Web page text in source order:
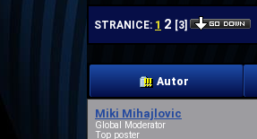
STRANICE: 1 2 [3]
Autor
Miki Mihajlovic
Global Moderator
Top poster